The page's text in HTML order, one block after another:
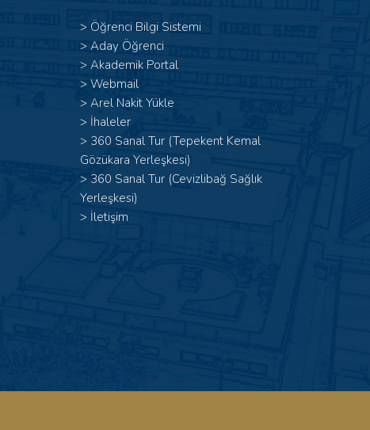
> Öğrenci Bilgi Sistemi
> Aday Öğrenci
> Akademik Portal
> Webmail
> Arel Nakit Yükle
> İhaleler
> 360 Sanal Tur (Tepekent Kemal
Gözükara Yerleşkesi)
> 360 Sanal Tur (Cevizlibağ Sağlık
Yerleşkesi)
> İletişim